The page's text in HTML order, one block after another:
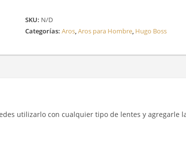
SKU: N/D
Categorías: Aros,Aros para Hombre, Hugo Boss
utilizarlo con cualquier tipo de lentes y agregarle